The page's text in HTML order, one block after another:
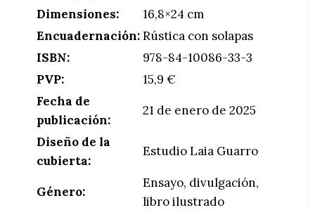
Dimensiones:
16,8×24 cm
Encuadernación:Rústica con solapas
ISBN:
978-84-10086-33-3
PVP:
15,9 €
Fecha de
publicación:
21 de enero de 2025
Diseño de la
cubierta:
Estudio Laia Guarro
Género:
Ensayo, divulgación,
libro ilustrado